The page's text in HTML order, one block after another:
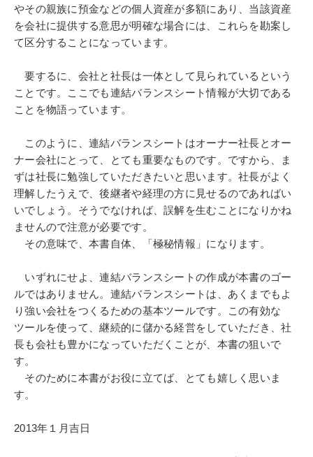
やその親族に預金などの個人資産が多額にあり、当該資産
を会社に提供する意思が明確な場合には、これらを勘案し
て区分することになっています。
要するに、会社と社長は一体として見られているという
ことです。ここでも連結バランスシート情報が大切である
ことを物語っています。
このように、連結バランスシートはオーナー社長とオー
ナー会社にとって、とても重要なものです。ですから、ま
ずは社長に勉強していただきたいと思います。社長がよく
理解したうえで、後継者や経理の方に見せるのであればい
いでしょう。そうでなければ、誤解を生むことになりかね
ませんので注意が必要です。
その意味で、本書自体、「極秘情報」になります。
いずれにせよ、連結バランスシートの作成が本書のゴー
ルではありません。連結バランスシートは、あくまでもよ
り強い会社をつくるための基本ツールです。この有効な
ツールを使って、継続的に儲かる経営をしていただき、社
長も会社も豊かになっていただくことが、本書の狙いで
す。
そのために本書がお役に立てば、とても嬉しく思いま
す。
2013年１月吉日